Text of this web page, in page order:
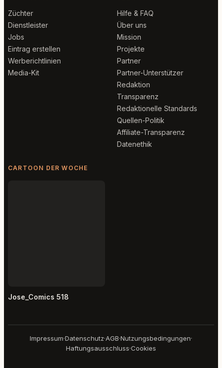
Züchter
Dienstleister
Jobs
Eintrag erstellen
Werberichtlinien
Media-Kit
Hilfe & FAQ
Über uns
Mission
Projekte
Partner
Partner-Unterstützer
Redaktion
Transparenz
Redaktionelle Standards
Quellen-Politik
Affiliate-Transparenz
Datenethik
CARTOON DER WOCHE
Jose_Comics 518
Impressum·Datenschutz·AGB·Nutzungsbedingungen·
Haftungsausschluss·Cookies